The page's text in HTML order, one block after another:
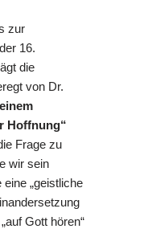
zur
16.
die
von Dr.
Hoffnung“
Frage zu
wir sein
„geistliche
Gott hören“